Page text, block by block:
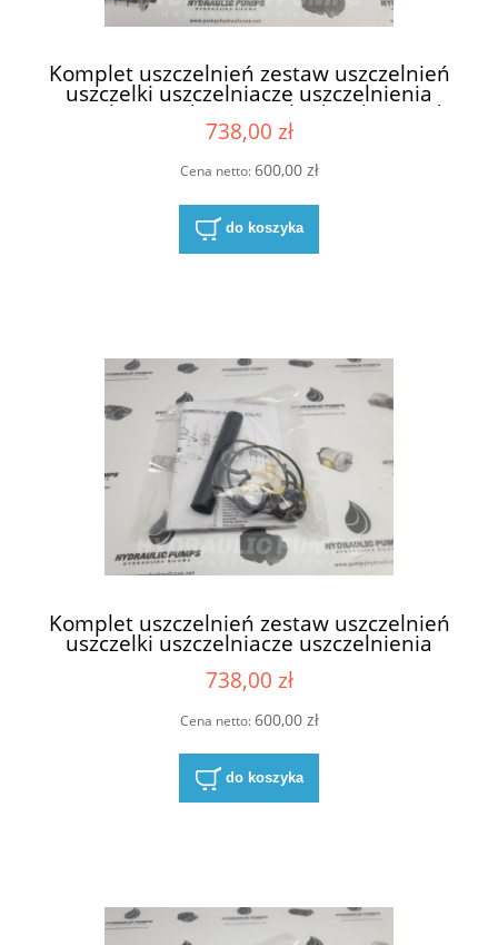
Komplet uszczelnień zestaw uszczelnień
uszczelki uszczelniacze uszczelnienia
uszczelnienie do pompy hydraulicznej do
pomp hydraulicznych Parker Ultra 8611-
738,00 zł
Cena netto:600,00 zł
do koszyka
Komplet uszczelnień zestaw uszczelnień
uszczelki uszczelniacze uszczelnienia
pomp hydraulicznych Parker Ultra 1PX ,
simmeringi simmering na wał wałek
738,00 zł
Cena netto:600,00 zł
do koszyka